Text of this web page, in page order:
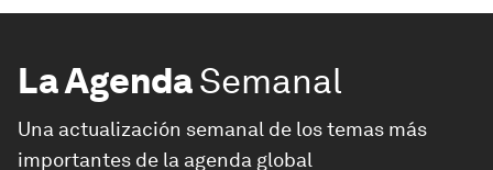
La AgendaSemanal
Una actualización semanal de los temas más
importantes de la agenda global